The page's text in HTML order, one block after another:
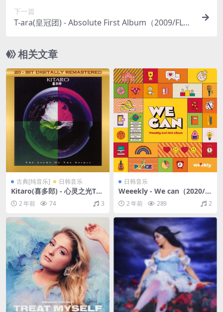
下一篇
T-ara(皇冠团) - Absolute First Album（2009/FLA
相关文章
古典[纯音乐] 日韩音乐
Kitaro(喜多郎) - 心灵之光The
Light Of The Spirit（1987/F
LAC/分轨/280M）
2 年前 74 3
日韩音乐
Weeekly - We can（2020/F
LAC/EP分轨/128M）
2 年前 289 2